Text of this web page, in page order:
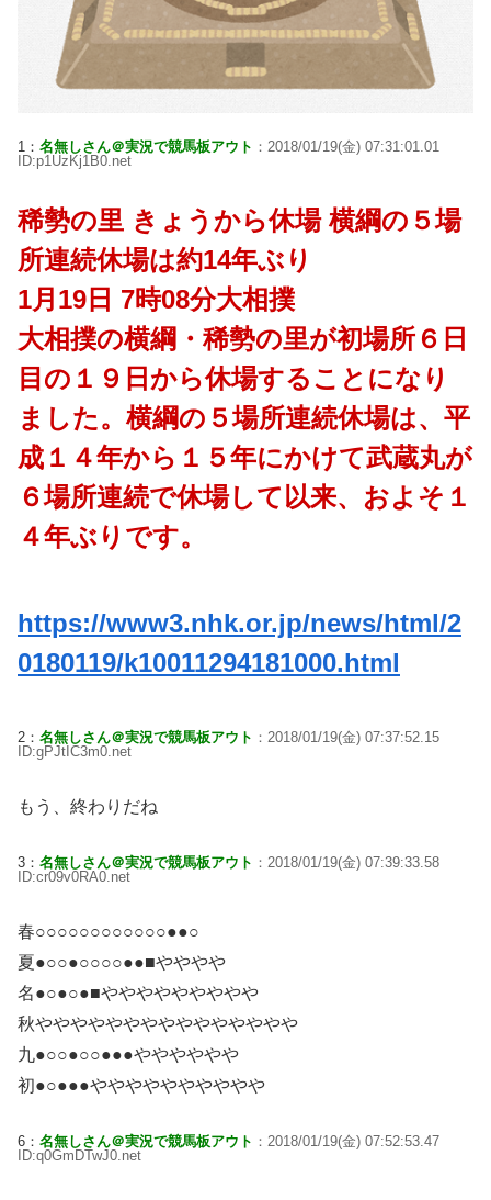
1： 名無しさん＠実況で競馬板アウト ：2018/01/19(金) 07:31:01.01
ID:p1UzKj1B0.net
稀勢の里 きょうから休場 横綱の５場
所連続休場は約14年ぶり
1月19日 7時08分大相撲
大相撲の横綱・稀勢の里が初場所６日
目の１９日から休場することになり
ました。横綱の５場所連続休場は、平
成１４年から１５年にかけて武蔵丸が
６場所連続で休場して以来、およそ１
４年ぶりです。
https://www3.nhk.or.jp/news/html/2
0180119/k10011294181000.html
2： 名無しさん＠実況で競馬板アウト ：2018/01/19(金) 07:37:52.15
ID:gPJtIC3m0.net
もう、終わりだね
3： 名無しさん＠実況で競馬板アウト ：2018/01/19(金) 07:39:33.58
ID:cr09v0RA0.net
春○○○○○○○○○○○○●●○
夏●○○●○○○○●●■やややや
名●○●○●■ややややややややや
秋ややややややややややややややや
九●○○●○○●●●やややややや
初●○●●●やややややややややや
6： 名無しさん＠実況で競馬板アウト ：2018/01/19(金) 07:52:53.47
ID:q0GmDTwJ0.net